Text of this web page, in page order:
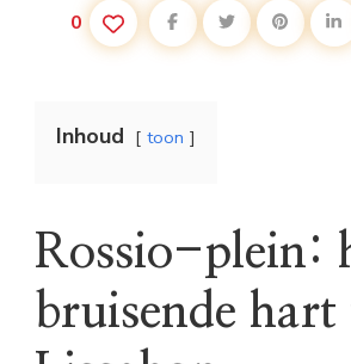
0
Inhoud toon
Rossio-plein:
bruisende hart